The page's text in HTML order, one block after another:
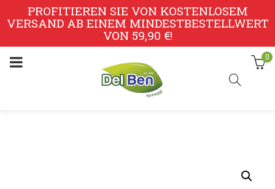
PROFITIEREN SIE VON KOSTENLOSEM
VERSAND AB EINEM MINDESTBESTELLWERT
VON 59,90 €!
0